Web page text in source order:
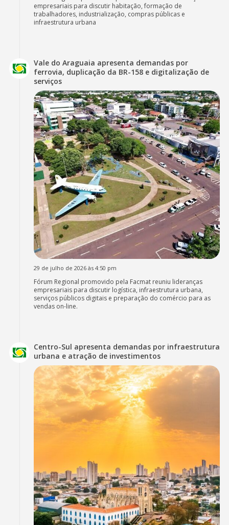
empresariais para discutir habitação, formação de
trabalhadores, industrialização, compras públicas e
infraestrutura urbana
Vale do Araguaia apresenta demandas por
ferrovia, duplicação da BR-158 e digitalização de
serviços
29 de julho de 2026 às 4:50 pm
Fórum Regional promovido pela Facmat reuniu lideranças
empresariais para discutir logística, infraestrutura urbana,
serviços públicos digitais e preparação do comércio para as
vendas on-line.
Centro-Sul apresenta demandas por infraestrutura
urbana e atração de investimentos